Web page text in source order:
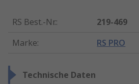
RS Best.-Nr.:
219-469
Marke: RS PRO
Technische Daten